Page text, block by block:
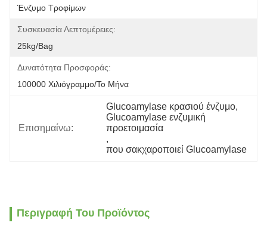
Ένζυμο Τροφίμων
Συσκευασία Λεπτομέρειες:
25kg/Bag
Δυνατότητα Προσφοράς:
100000 Χιλιόγραμμο/το Μήνα
Επισημαίνω:
Glucoamylase κρασιού ένζυμο,
Glucoamylase ενζυμική
προετοιμασία
,
που σακχαροποιεί Glucoamylase
Περιγραφή Του Προϊόντος